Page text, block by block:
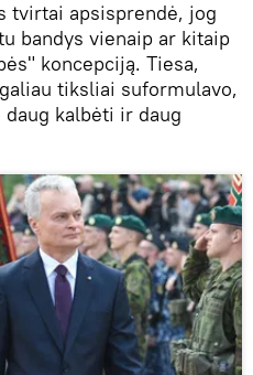
tvirtai apsisprendė, jog
bandys vienaip ar kitaip
koncepciją. Tiesa,
tiksliai suformulavo,
kalbėti ir daug